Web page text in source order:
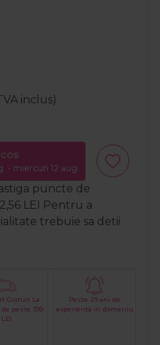
inclus)
- miercuri 12 aug.
puncte de
2,56 LEI Pentru a
trebuie sa detii
Gratuit La
peste 399
LEI
Peste 29 ani de
experienta in domeniu